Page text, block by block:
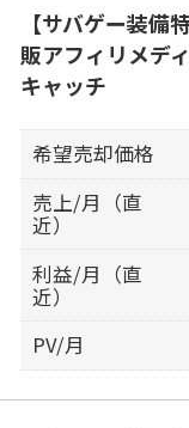
【サバゲー装
販アフィリメデ
キャッチ
希望売却価格
売上/月（直
近）
利益/月（直
近）
PV/月